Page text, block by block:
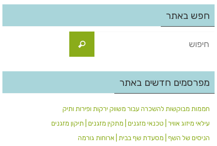
חפש באתר
מפרסמים חדשים באתר
חממות מבוקשות להשכרה עבור משווק ירקות ופירות ותיק
עילאי מיזוג אוויר | טכנאי מזגנים | מתקין מזגנים | תיקון מזגנים
הניסים של השף | מסעדת שף בבית | ארוחות גורמה